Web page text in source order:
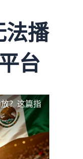
法播
台
？这篇指